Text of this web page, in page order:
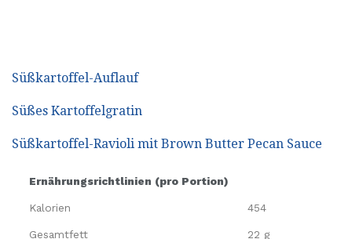
Süßkartoffel-Auflauf
Süßes Kartoffelgratin
Süßkartoffel-Ravioli mit Brown Butter Pecan Sauce
Ernährungsrichtlinien (pro Portion)
Kalorien 454
Gesamtfett 22 g